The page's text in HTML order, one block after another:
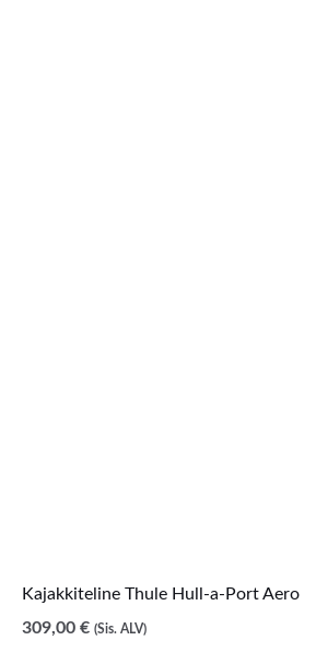
Kajakkiteline Thule Hull-a-Port Aero
309,00 € (Sis. ALV)